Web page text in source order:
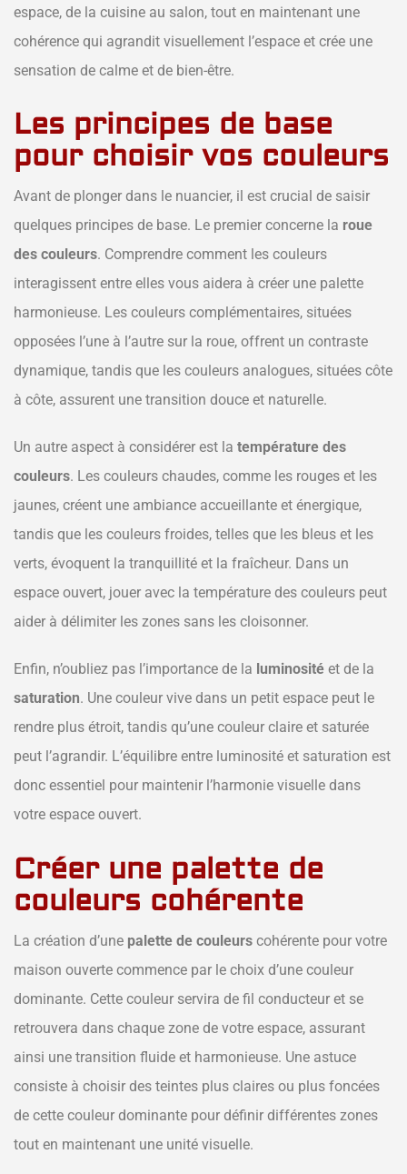
espace, de la cuisine au salon, tout en maintenant une
cohérence qui agrandit visuellement l’espace et crée une
sensation de calme et de bien-être.
Les principes de base
pour choisir vos couleurs
Avant de plonger dans le nuancier, il est crucial de saisir
quelques principes de base. Le premier concerne la roue
des couleurs. Comprendre comment les couleurs
interagissent entre elles vous aidera à créer une palette
harmonieuse. Les couleurs complémentaires, situées
opposées l’une à l’autre sur la roue, offrent un contraste
dynamique, tandis que les couleurs analogues, situées côte
à côte, assurent une transition douce et naturelle.
Un autre aspect à considérer est la température des
couleurs. Les couleurs chaudes, comme les rouges et les
jaunes, créent une ambiance accueillante et énergique,
tandis que les couleurs froides, telles que les bleus et les
verts, évoquent la tranquillité et la fraîcheur. Dans un
espace ouvert, jouer avec la température des couleurs peut
aider à délimiter les zones sans les cloisonner.
Enfin, n’oubliez pas l’importance de la luminosité et de la
saturation. Une couleur vive dans un petit espace peut le
rendre plus étroit, tandis qu’une couleur claire et saturée
peut l’agrandir. L’équilibre entre luminosité et saturation est
donc essentiel pour maintenir l’harmonie visuelle dans
votre espace ouvert.
Créer une palette de
couleurs cohérente
La création d’une palette de couleurs cohérente pour votre
maison ouverte commence par le choix d’une couleur
dominante. Cette couleur servira de fil conducteur et se
retrouvera dans chaque zone de votre espace, assurant
ainsi une transition fluide et harmonieuse. Une astuce
consiste à choisir des teintes plus claires ou plus foncées
de cette couleur dominante pour définir différentes zones
tout en maintenant une unité visuelle.